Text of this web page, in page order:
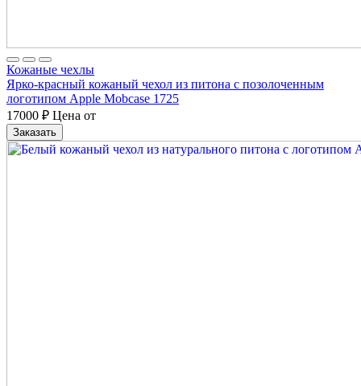
Кожаные чехлы
Ярко-красный кожаный чехол из питона с позолоченным
логотипом Apple Mobcase 1725
17000 ₽ Цена от
Заказать